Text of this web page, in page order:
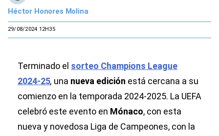
Héctor Honores Molina
29/08/2024 12H35
Terminado el sorteo Champions League
2024-25, una nueva edición está cercana a su
comienzo en la temporada 2024-2025. La UEFA
celebró este evento en Mónaco, con esta
nueva y novedosa Liga de Campeones, con la